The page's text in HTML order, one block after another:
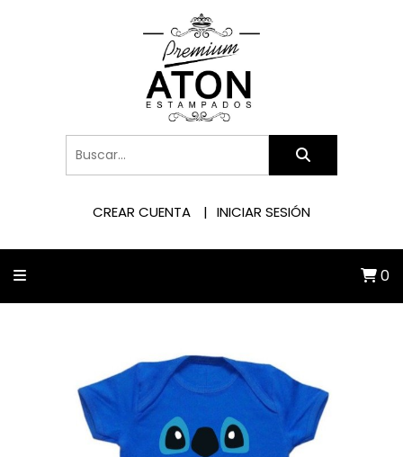
CREAR CUENTA INICIAR SESIÓN
0